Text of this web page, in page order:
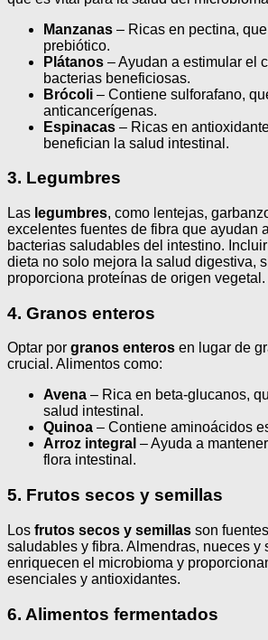
Manzanas – Ricas en pectina,
prebiótico.
Plátanos – Ayudan a estimular el
bacterias beneficiosas.
Brócoli – Contiene sulforafano,
anticancerígenas.
Espinacas – Ricas en
benefician la salud intestinal.
3. Legumbres
Las legumbres, como lentejas,
excelentes fuentes de fibra que ayudan
bacterias saludables del intestino.
dieta no solo mejora la salud digestiva,
proporciona proteínas de origen vegetal.
4. Granos enteros
Optar por granos enteros en lugar de
crucial. Alimentos como:
Avena – Rica en beta-glucanos,
salud intestinal.
Quinoa – Contiene aminoácidos
Arroz integral – Ayuda a
flora intestinal.
5. Frutos secos y semillas
Los frutos secos y semillas son
saludables y fibra. Almendras, nueces y
enriquecen el microbioma y
esenciales y antioxidantes.
6. Alimentos fermentados